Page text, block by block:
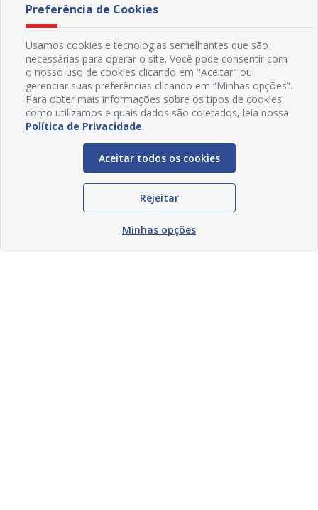
Preferência de Cookies
Usamos cookies e tecnologias semelhantes que são
necessárias para operar o site. Você pode consentir com
o nosso uso de cookies clicando em "Aceitar" ou
gerenciar suas preferências clicando em “Minhas opções”.
Para obter mais informações sobre os tipos de cookies,
como utilizamos e quais dados são coletados, leia nossa
Política de Privacidade.
Aceitar todos os cookies
Rejeitar
Minhas opções